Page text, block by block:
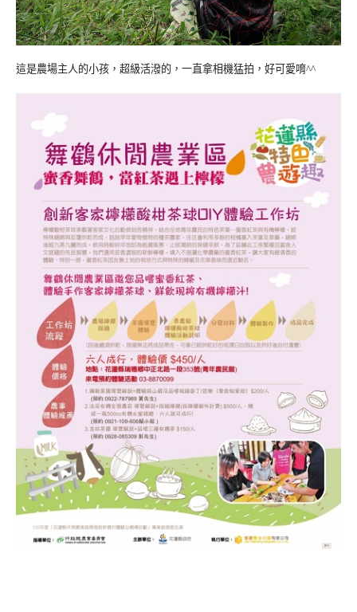
這是農場主人的小孩，超級活潑的，一直拿相機猛拍，好可愛唷^^